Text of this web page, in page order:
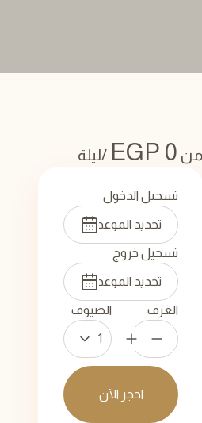
من 0
EGP /ليلة
تسجيل الدخول
تسجيل خروج
الغرف الضيوف
1
احجز الآن